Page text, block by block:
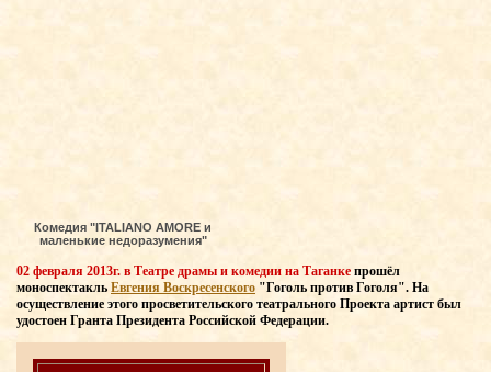
Комедия "ITALIANO AMORE и
маленькие недоразумения"
02 февраля 2013г. в Театре драмы и комедии на Таганке прошёл
моноспектакль Евгения Воскресенского "Гоголь против Гоголя". На
осуществление этого просветительского театрального Проекта артист был
удостоен Гранта Президента Российской Федерации.